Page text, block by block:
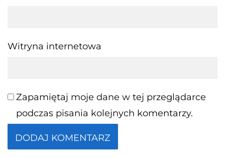
Witryna internetowa
Zapamiętaj moje dane w tej przeglądarce
podczas pisania kolejnych komentarzy.